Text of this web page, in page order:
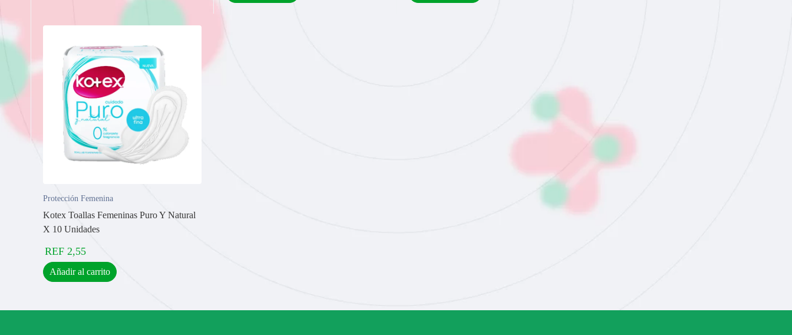
Protección Femenina
Kotex Toallas Femeninas Puro Y Natural
X 10 Unidades
REF 2,55
Añadir al carrito